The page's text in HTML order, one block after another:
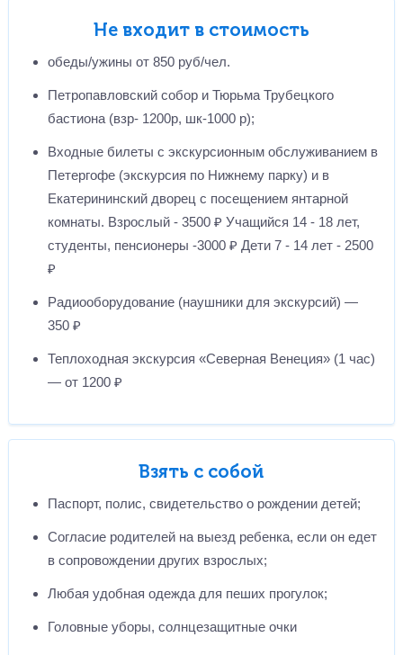
Не входит в стоимость
обеды/ужины от 850 руб/чел.
Петропавловский собор и Тюрьма Трубецкого
бастиона (взр- 1200р, шк-1000 р);
Входные билеты с экскурсионным обслуживанием в
Петергофе (экскурсия по Нижнему парку) и в
Екатерининский дворец с посещением янтарной
комнаты. Взрослый - 3500 ₽ Учащийся 14 - 18 лет,
студенты, пенсионеры -3000 ₽ Дети 7 - 14 лет - 2500
₽
Радиооборудование (наушники для экскурсий) —
350 ₽
Теплоходная экскурсия «Северная Венеция» (1 час)
— от 1200 ₽
Взять с собой
Паспорт, полис, свидетельство о рождении детей;
Согласие родителей на выезд ребенка, если он едет
в сопровождении других взрослых;
Любая удобная одежда для пеших прогулок;
Головные уборы, солнцезащитные очки